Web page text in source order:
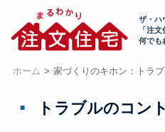
ザ・ハ
「注
何でも
ホーム 家づくりのキホン：トラ
トラブルのコン